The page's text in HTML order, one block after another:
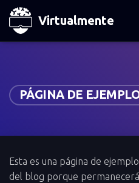
Virtualmente
PÁGINA DE
Esta es una página de
del blog porque